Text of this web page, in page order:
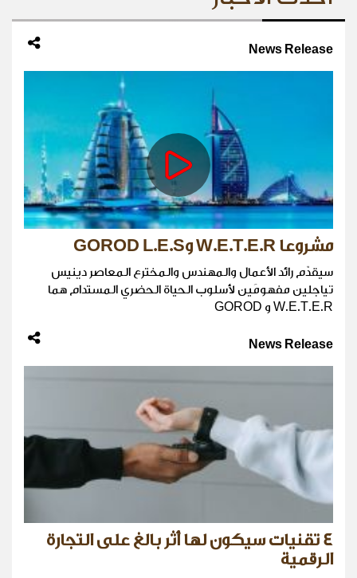
News Release
مشروعا W.E.T.E.R وGOROD L.E.S
سيقدّم رائد الأعمال والمهندس والمخترع المعاصر دينيس
تياجلين مفهومَين لأسلوب الحياة الحضري المستدام هما
W.E.T.E.R و GOROD
News Release
4 تقنيات سيكون لها أثر بالغ على التجارة
الرقمية